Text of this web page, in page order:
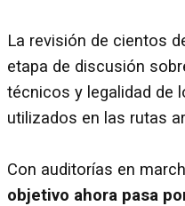
La revisión de cientos
etapa de discusión
técnicos y legalidad de
utilizados en las rutas
Con auditorías en
objetivo ahora pasa